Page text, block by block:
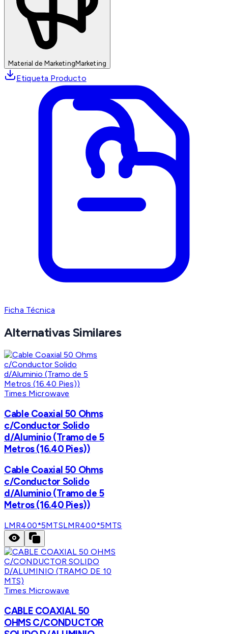
Material de MarketingMarketing
Etiqueta Producto
Ficha Técnica
Alternativas Similares
Times Microwave
Cable Coaxial 50 Ohms
c/Conductor Solido
d/Aluminio (Tramo de 5
Metros (16.40 Pies))
Cable Coaxial 50 Ohms
c/Conductor Solido
d/Aluminio (Tramo de 5
Metros (16.40 Pies))
LMR400*5MTSLMR400*5MTS
Times Microwave
CABLE COAXIAL 50
OHMS C/CONDUCTOR